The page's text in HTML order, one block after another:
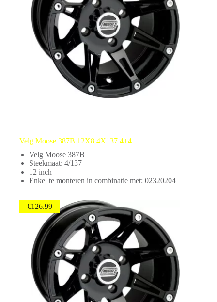
Velg Moose 387B 12X8 4X137 4+4
Velg Moose 387B
Steekmaat: 4/137
12 inch
Enkel te monteren in combinatie met: 02320204
€126.99